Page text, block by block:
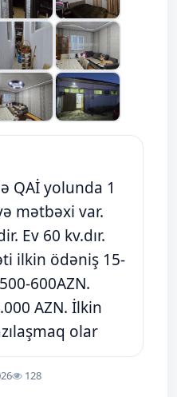
QAİ yolunda 1
mətbəxi var.
Ev 60 kv.dır.
ilkin ödəniş 15-
600AZN.
AZN. İlkin
olar
128